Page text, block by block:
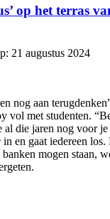
op het terras
21 augustus 2024
nog aan
vol met studenten.
al die jaren nog voor
in en gaat iedereen
mogen staan,